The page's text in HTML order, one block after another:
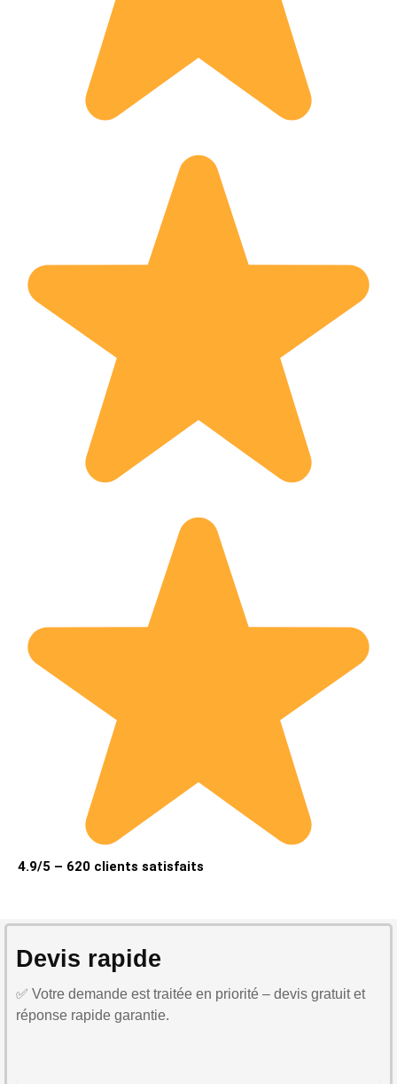
4.9/5 – 620 clients satisfaits
Devis rapide
✅ Votre demande est traitée en priorité – devis gratuit et
réponse rapide garantie.